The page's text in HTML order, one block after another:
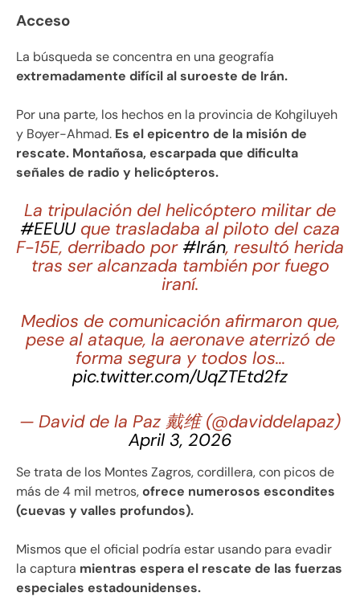
Acceso
La búsqueda se concentra en una geografía
extremadamente difícil al suroeste de Irán.
Por una parte, los hechos en la provincia de Kohgiluyeh
y Boyer-Ahmad. Es el epicentro de la misión de
rescate. Montañosa, escarpada que dificulta
señales de radio y helicópteros.
La tripulación del helicóptero militar de
#EEUUque trasladaba al piloto del caza
F-15E, derribado por#Irán, resultó herida
tras ser alcanzada también por fuego
iraní.
Medios de comunicación afirmaron que,
pese al ataque, la aeronave aterrizó de
forma segura y todos los…
pic.twitter.com/UqZTEtd2fz
— David de la Paz 戴维 (@daviddelapaz)
April 3, 2026
Se trata de los Montes Zagros, cordillera, con picos de
más de 4 mil metros,ofrece numerosos escondites
(cuevas y valles profundos).
Mismos que el oficial podría estar usando para evadir
la captura mientras espera el rescate de las fuerzas
especiales estadounidenses.